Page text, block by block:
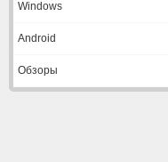
Windows
Android
Обзоры